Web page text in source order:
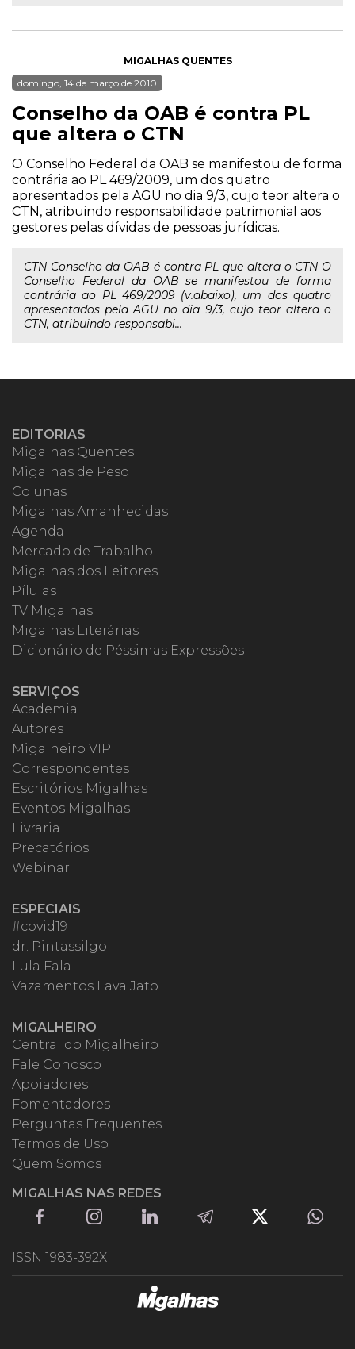
MIGALHAS QUENTES
domingo, 14 de março de 2010
Conselho da OAB é contra PL
que altera o CTN
O Conselho Federal da OAB se manifestou de forma
contrária ao PL 469/2009, um dos quatro
apresentados pela AGU no dia 9/3, cujo teor altera o
CTN, atribuindo responsabilidade patrimonial aos
gestores pelas dívidas de pessoas jurídicas.
CTN Conselho da OAB é contra PL que altera o CTN O
Conselho Federal da OAB se manifestou de forma
contrária ao PL 469/2009 (v.abaixo), um dos quatro
apresentados pela AGU no dia 9/3, cujo teor altera o
CTN, atribuindo responsabi...
EDITORIAS
Migalhas Quentes
Migalhas de Peso
Colunas
Migalhas Amanhecidas
Agenda
Mercado de Trabalho
Migalhas dos Leitores
Pílulas
TV Migalhas
Migalhas Literárias
Dicionário de Péssimas Expressões
SERVIÇOS
Academia
Autores
Migalheiro VIP
Correspondentes
Escritórios Migalhas
Eventos Migalhas
Livraria
Precatórios
Webinar
ESPECIAIS
#covid19
dr. Pintassilgo
Lula Fala
Vazamentos Lava Jato
MIGALHEIRO
Central do Migalheiro
Fale Conosco
Apoiadores
Fomentadores
Perguntas Frequentes
Termos de Uso
Quem Somos
MIGALHAS NAS REDES
ISSN 1983-392X